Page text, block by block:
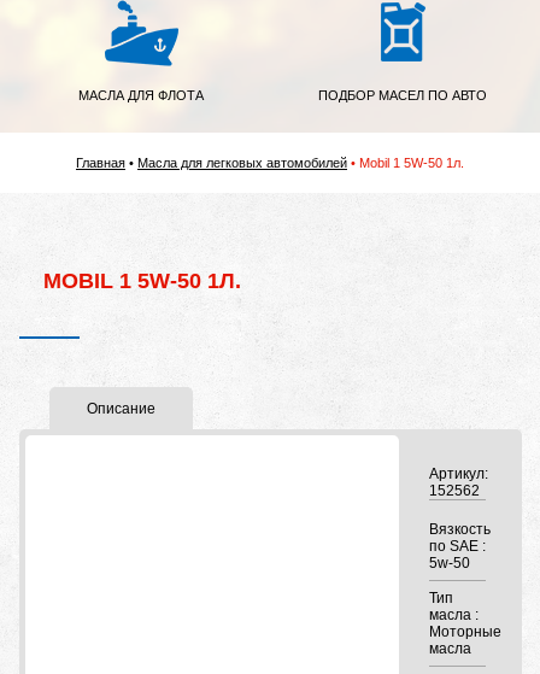
МАСЛА ДЛЯ ФЛОТА ПОДБОР МАСЕЛ ПО АВТО
Главная Масла для легковых автомобилей Mobil 1 5W-50 1л.
MOBIL 1 5W-50 1Л.
Описание
Артикул:
152562
Вязкость
по SAE :
5w-50
Тип
масла :
Моторные
масла